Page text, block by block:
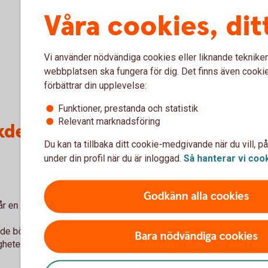
också viktigt att förstå att om du tar ett
värdepapperslån i kombination med
av de lånade värdepapperen - så kallad
blankning - så innebär det stora risker. I
fall kan det innebär att du blir skuldsatt.
med aktielån
en premie som extra avkastning och utan
börs kan göra vinster utan att äga aktier.
och krav hos respektive part.
Ett
en bank
aktier kan
Ta reda på
Våra cookies,
Vi använder nödvändiga cookies eller liknande
webbplatsen ska fungera för dig. Det finns även
förbättrar din upplevelse:
Funktioner, prestanda och statistik
Relevant marknadsföring
Du kan ta tillbaka ditt cookie-medgivande när du vill,
under din profil när du är inloggad. Så hanterar vi
Godkänn alla cookies
Bara nödvändiga cookies